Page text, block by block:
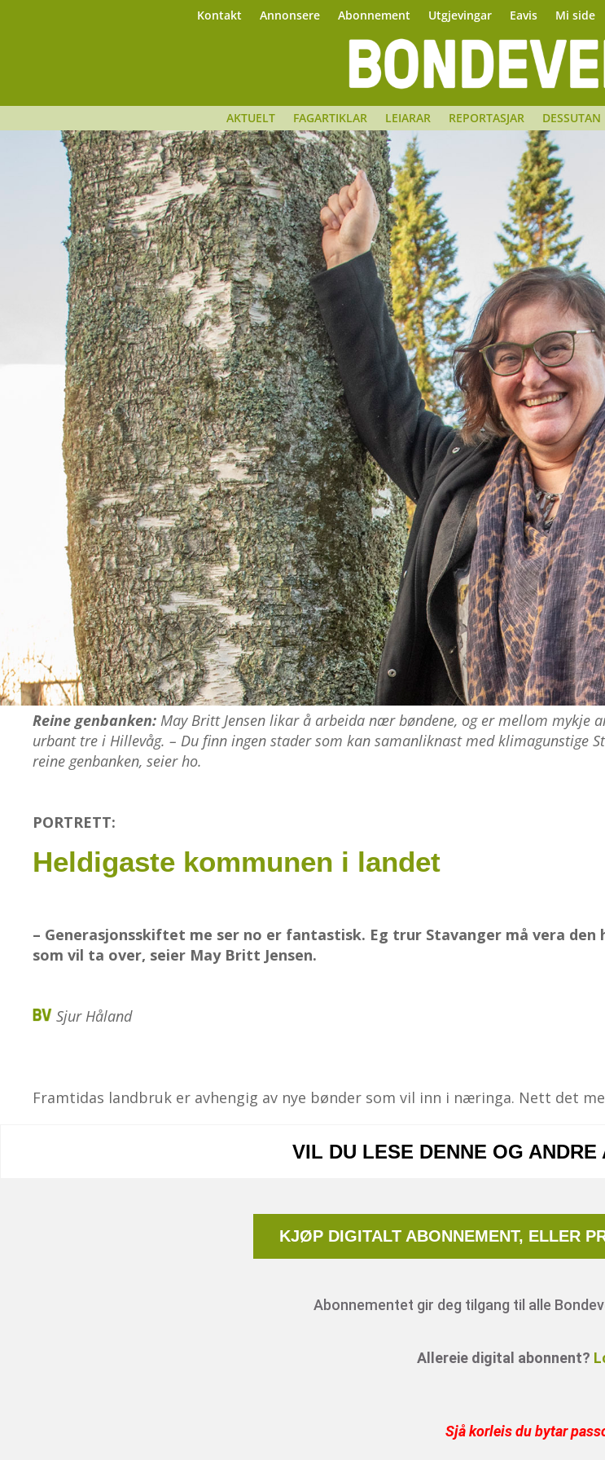
Kontakt Annonsere Abonnement Utgjevingar Eavis Mi side
AKTUELT FAGARTIKLAR LEIARAR REPORTASJAR DESSUTAN
Reine genbanken: May Britt Jensen likar å arbeida nær bøndene, og er mellom mykje
urbant tre i Hillevåg. – Du finn ingen stader som kan samanliknast med klimagunstige
reine genbanken, seier ho.
PORTRETT:
Heldigaste kommunen i landet
– Generasjonsskiftet me ser no er fantastisk. Eg trur Stavanger må vera
som vil ta over, seier May Britt Jensen.
Sjur Håland
Framtidas landbruk er avhengig av nye bønder som vil inn i næringa. Nett det
VIL DU LESE DENNE OG
KJØP DIGITALT ABONNEMENT, ELLER
Abonnementet gir deg tilgang til alle
Allereie digital abonnent?
Sjå korleis du bytar